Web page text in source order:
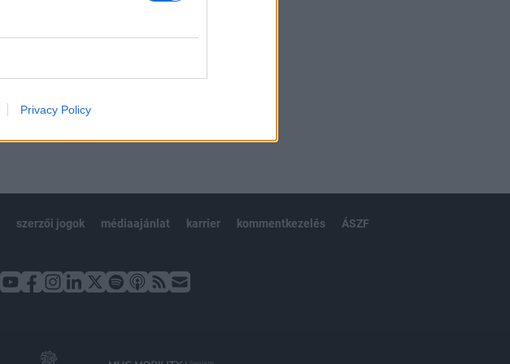
Privacy Policy
szerzői jogok médiaajánlat karrier kommentkezelés ÁSZF